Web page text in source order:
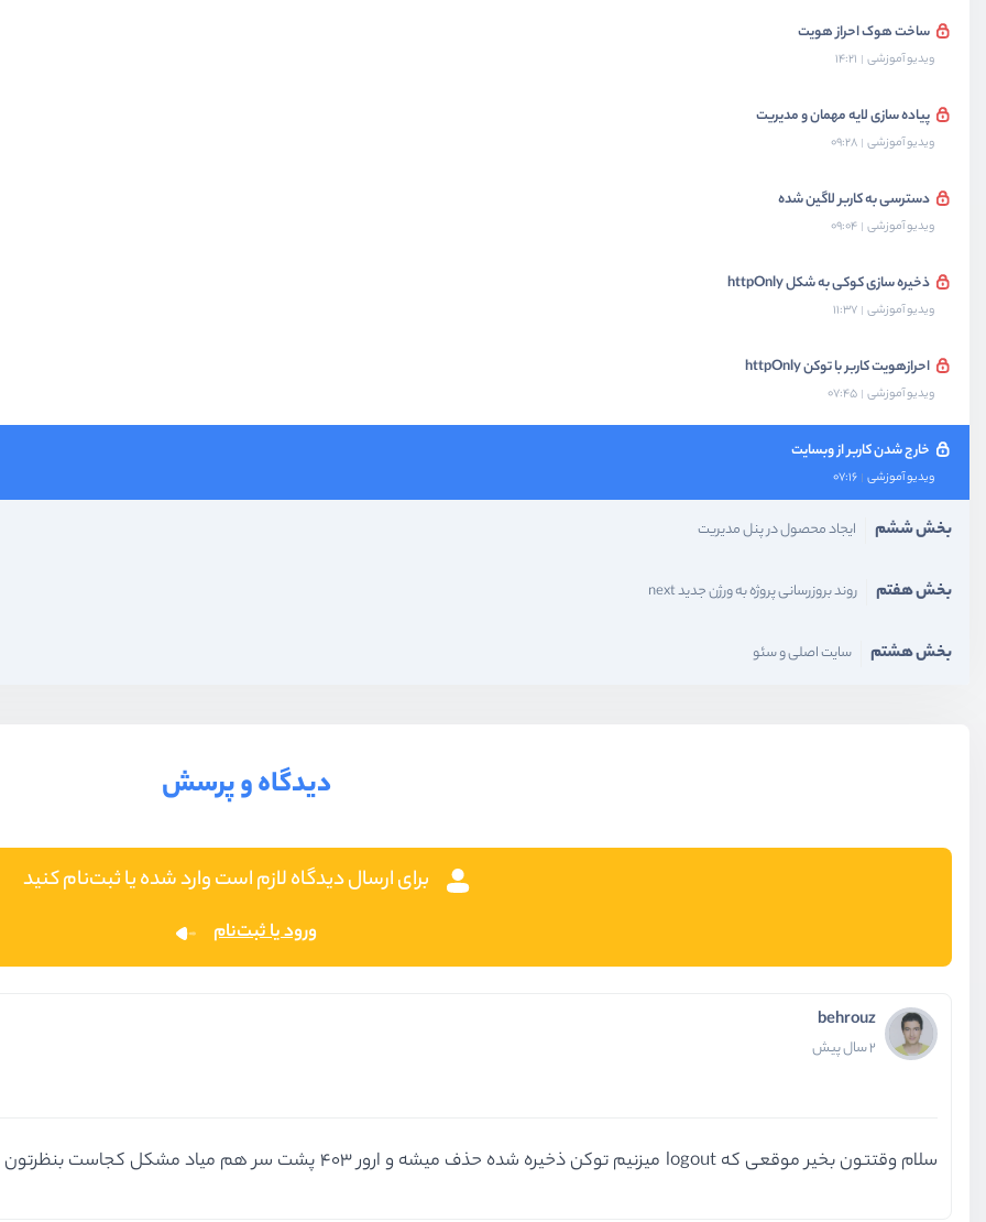
ساخت هوک احراز هویت
ویدیو آموزشی 14:21
پیاده سازی لایه مهمان و مدیریت
ویدیو آموزشی 09:28
دسترسی به کاربر لاگین شده
ویدیو آموزشی 09:04
ذخیره سازی کوکی به شکل httpOnly
ویدیو آموزشی 11:37
احرازهویت کاربر با توکن httpOnly
ویدیو آموزشی 07:45
خارج شدن کاربر از وبسایت
ویدیو آموزشی 07:16
بخش ششم ایجاد محصول در پنل مدیریت
بخش هفتم روند بروزرسانی پروژه به ورژن جدید next
بخش هشتم سایت اصلی و سئو
دیدگاه و پرسش
برای ارسال دیدگاه لازم است وارد شده یا ثبت‌نام کنید
ورود یا ثبت‌نام
behrouz
2 سال پیش
سلام وقتتون بخیر موقعی که logout میزنیم توکن ذخیره شده حذف میشه و ارور 403 پشت سر هم میاد مشکل کجاست بنظرتون